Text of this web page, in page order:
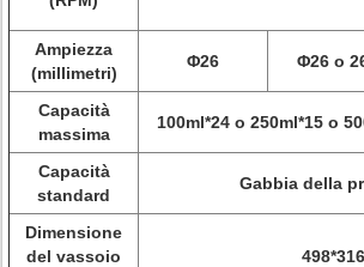
Ampiezza
(millimetri)
Φ26 Φ26 o
Capacità
massima
100ml*24 o 250ml*15 o
Capacità
standard
Gabbia della
Dimensione
del vassoio
498*316